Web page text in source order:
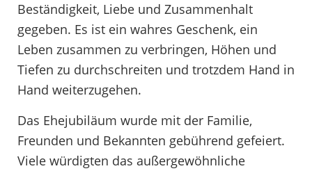
Beständigkeit, Liebe und Zusammenhalt
gegeben. Es ist ein wahres Geschenk, ein
Leben zusammen zu verbringen, Höhen und
Tiefen zu durchschreiten und trotzdem Hand in
Hand weiterzugehen.
Das Ehejubiläum wurde mit der Familie,
Freunden und Bekannten gebührend gefeiert.
Viele würdigten das außergewöhnliche